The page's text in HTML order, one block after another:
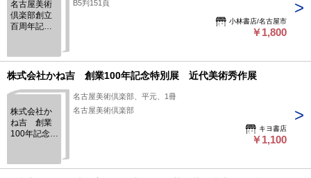
名古屋美術
倶楽部創立
百周年記念
画・工芸
B5判151頁
小林書店/名古屋市
￥1,800
株式会社かね吉 創業100年記念特別展 近代美術秀作展
株式会社か
ね吉 創業
100年記念特
名古屋美術倶楽部、平元、1冊
名古屋美術倶楽部
キヨ書店
￥1,100